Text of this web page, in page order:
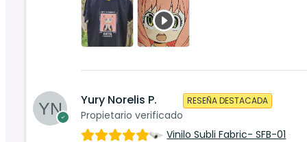
Yury Norelis P.
Propietario verificado
RESEÑA DESTACADA
Vinilo Subli Fabric- SFB-01